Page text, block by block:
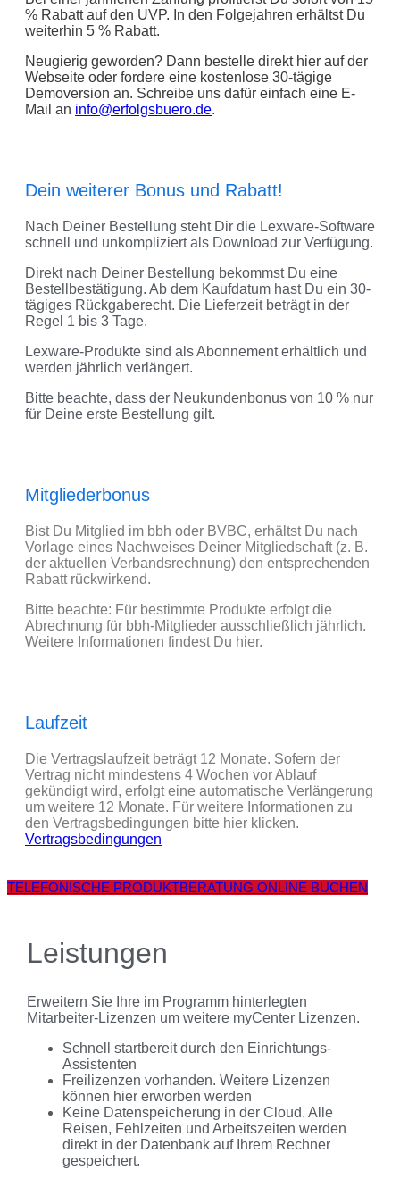
% Rabatt auf den UVP. In den Folgejahren erhältst Du
weiterhin 5 % Rabatt.
Neugierig geworden? Dann bestelle direkt hier auf der
Webseite oder fordere eine kostenlose 30-tägige
Demoversion an. Schreibe uns dafür einfach eine E-
Mail an info@erfolgsbuero.de.
Dein weiterer Bonus und Rabatt!
Nach Deiner Bestellung steht Dir die Lexware-Software
schnell und unkompliziert als Download zur Verfügung.
Direkt nach Deiner Bestellung bekommst Du eine
Bestellbestätigung. Ab dem Kaufdatum hast Du ein 30-
tägiges Rückgaberecht. Die Lieferzeit beträgt in der
Regel 1 bis 3 Tage.
Lexware-Produkte sind als Abonnement erhältlich und
werden jährlich verlängert.
Bitte beachte, dass der Neukundenbonus von 10 % nur
für Deine erste Bestellung gilt.
Mitgliederbonus
Bist Du Mitglied im bbh oder BVBC, erhältst Du nach
Vorlage eines Nachweises Deiner Mitgliedschaft (z. B.
der aktuellen Verbandsrechnung) den entsprechenden
Rabatt rückwirkend.
Bitte beachte: Für bestimmte Produkte erfolgt die
Abrechnung für bbh-Mitglieder ausschließlich jährlich.
Weitere Informationen findest Du hier.
Laufzeit
Die Vertragslaufzeit beträgt 12 Monate. Sofern der
Vertrag nicht mindestens 4 Wochen vor Ablauf
gekündigt wird, erfolgt eine automatische Verlängerung
um weitere 12 Monate. Für weitere Informationen zu
den Vertragsbedingungen bitte hier klicken.
Vertragsbedingungen
TELEFONISCHE PRODUKTBERATUNG ONLINE BUCHEN
Leistungen
Erweitern Sie Ihre im Programm hinterlegten
Mitarbeiter-Lizenzen um weitere myCenter Lizenzen.
Schnell startbereit durch den Einrichtungs-
Assistenten
Freilizenzen vorhanden. Weitere Lizenzen
können hier erworben werden
Keine Datenspeicherung in der Cloud. Alle
Reisen, Fehlzeiten und Arbeitszeiten werden
direkt in der Datenbank auf Ihrem Rechner
gespeichert.